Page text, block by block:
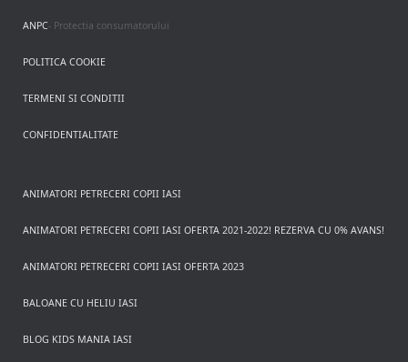
ANPC- Protectia consumatorului
POLITICA COOKIE
TERMENI SI CONDITII
CONFIDENTIALITATE
ANIMATORI PETRECERI COPII IASI
ANIMATORI PETRECERI COPII IASI OFERTA 2021-2022! REZERVA CU 0% AVANS!
ANIMATORI PETRECERI COPII IASI OFERTA 2023
BALOANE CU HELIU IASI
BLOG KIDS MANIA IASI